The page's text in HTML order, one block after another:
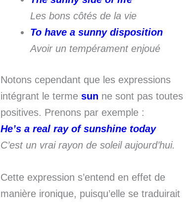
Les bons côtés de la vie
To have a sunny disposition
Avoir un tempérament enjoué
Notons cependant que les expressions
intégrant le terme sun ne sont pas toutes
positives. Prenons par exemple :
He’s a real ray of sunshine today
C’est un vrai rayon de soleil aujourd’hui.
Cette expression s’entend en effet de
manière ironique, puisqu’elle se traduirait